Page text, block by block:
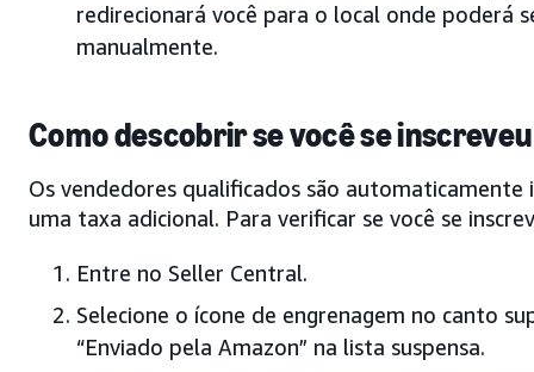
redirecionará você para o local onde poderá
manualmente.
Como descobrir se você se
Os vendedores qualificados são automaticamente
uma taxa adicional. Para verificar se você se
Entre no Seller Central.
Selecione o ícone de engrenagem no canto
“Enviado pela Amazon” na lista suspensa.